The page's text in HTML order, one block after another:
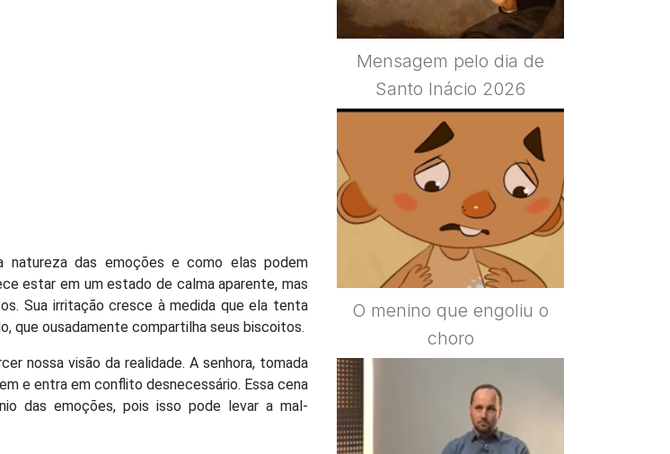
natureza das emoções e como elas podem
estar em um estado de calma aparente, mas
Sua irritação cresce à medida que ela tenta
que ousadamente compartilha seus biscoitos.
nossa visão da realidade. A senhora, tomada
e entra em conflito desnecessário. Essa cena
das emoções, pois isso pode levar a mal-
Mensagem pelo dia de
Santo Inácio 2026
O menino que engoliu o
choro